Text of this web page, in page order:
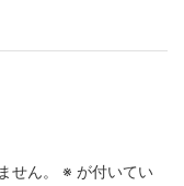
せん。 ※ が付いてい